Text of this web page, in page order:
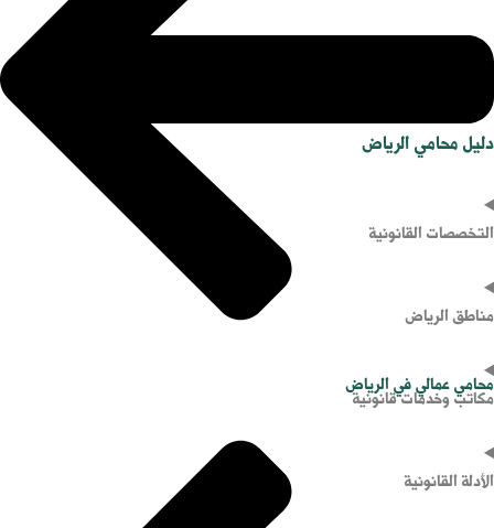
محامي عمالي في الرياض
دليل محامي الرياض
التخصصات القانونية
مناطق الرياض
مكاتب وخدمات قانونية
الأدلة القانونية